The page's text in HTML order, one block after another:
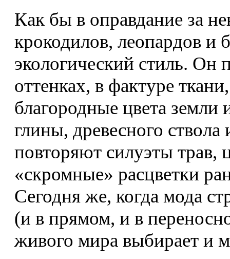
Как бы в оправдание за
крокодилов, леопардов и
экологический стиль. Он
оттенках, в фактуре
благородные цвета земли
глины, древесного
повторяют силуэты трав,
«скромные» расцветки
Сегодня же, когда мода
(и в прямом, и в
живого мира выбирает и